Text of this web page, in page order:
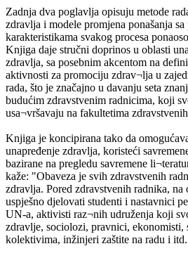
Zadnja dva poglavlja opisuju metode
zdravlja i modele promjena ponašanja
karakteristikama svakog procesa
Knjiga daje stručni doprinos u oblasti
zdravlja, sa posebnim akcentom na
aktivnosti za promociju zdrav¬lja u
rada, što je značajno u davanju seta
budućim zdravstvenim radnicima, koji
usa¬vršavaju na fakultetima
Knjiga je koncipirana tako da
unapređenje zdravlja, koristeći
bazirane na pregledu savremene
kaže: "Obaveza je svih zdravstvenih
zdravlja. Pored zdravstvenih radnika,
uspješno djelovati studenti i nastavnici
UN-a, aktivisti raz¬nih udruženja koji
zdravlje, sociolozi, pravnici, ekonomisti,
kolektivima, inžinjeri zaštite na radu i